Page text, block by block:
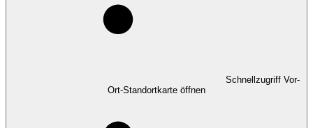
Schnellzugriff Vor-
Ort-Standortkarte öffnen